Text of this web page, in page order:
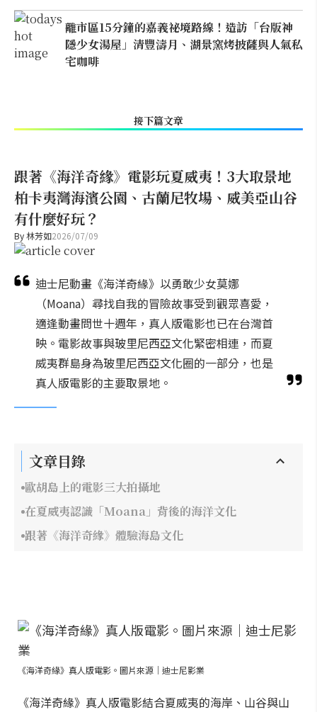
離市區15分鐘的嘉義祕境路線！造訪「台版神
隱少女湯屋」清豐濤月、湖景窯烤披薩與人氣私
宅咖啡
接下篇文章
跟著《海洋奇緣》電影玩夏威夷！3大取景地
柏卡夷灣海濱公園、古蘭尼牧場、威美亞山谷
有什麼好玩？
By林芳如2026/07/09
迪士尼動畫《海洋奇緣》以勇敢少女莫娜
（Moana）尋找自我的冒險故事受到觀眾喜愛，
適逢動畫問世十週年，真人版電影也已在台灣首
映。電影故事與玻里尼西亞文化緊密相連，而夏
威夷群島身為玻里尼西亞文化圈的一部分，也是
真人版電影的主要取景地。
文章目錄
歐胡島上的電影三大拍攝地
在夏威夷認識「Moana」背後的海洋文化
跟著《海洋奇緣》體驗海島文化
《海洋奇緣》真人版電影。圖片來源｜迪士尼影業
《海洋奇緣》真人版電影結合夏威夷的海岸、山谷與山